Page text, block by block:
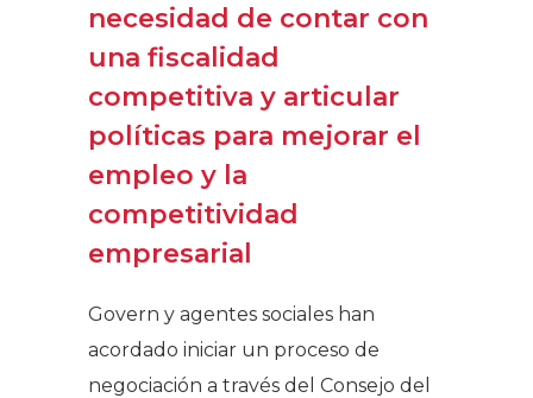
necesidad de contar con
una fiscalidad
competitiva y articular
políticas para mejorar el
empleo y la
competitividad
empresarial
Govern y agentes sociales han
acordado iniciar un proceso de
negociación a través del Consejo del